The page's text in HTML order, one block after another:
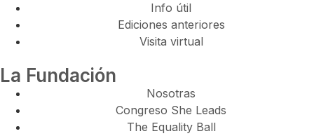
Info útil
Ediciones anteriores
Visita virtual
La Fundación
Nosotras
Congreso She Leads
The Equality Ball